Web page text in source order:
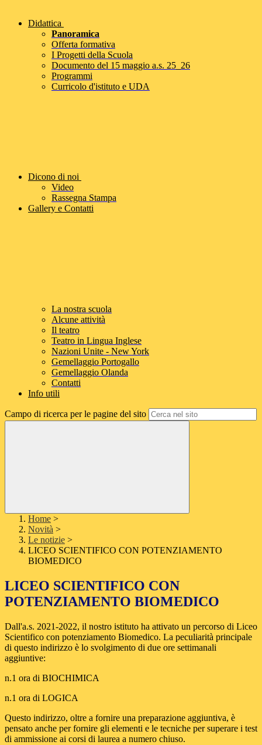
Didattica
Panoramica
Offerta formativa
I Progetti della Scuola
Documento del 15 maggio a.s. 25_26
Programmi
Curricolo d'istituto e UDA
Dicono di noi
Video
Rassegna Stampa
Gallery e Contatti
La nostra scuola
Alcune attività
Il teatro
Teatro in Lingua Inglese
Nazioni Unite - New York
Gemellaggio Portogallo
Gemellaggio Olanda
Contatti
Info utili
Campo di ricerca per le pagine del sito
Home >
Novità >
Le notizie >
LICEO SCIENTIFICO CON POTENZIAMENTO
BIOMEDICO
LICEO SCIENTIFICO CON
POTENZIAMENTO BIOMEDICO
Dall'a.s. 2021-2022, il nostro istituto ha attivato un percorso di Liceo
Scientifico con potenziamento Biomedico. La peculiarità principale
di questo indirizzo è lo svolgimento di due ore settimanali
aggiuntive:
n.1 ora di BIOCHIMICA
n.1 ora di LOGICA
Questo indirizzo, oltre a fornire una preparazione aggiuntiva, è
pensato anche per fornire gli elementi e le tecniche per superare i test
di ammissione ai corsi di laurea a numero chiuso.